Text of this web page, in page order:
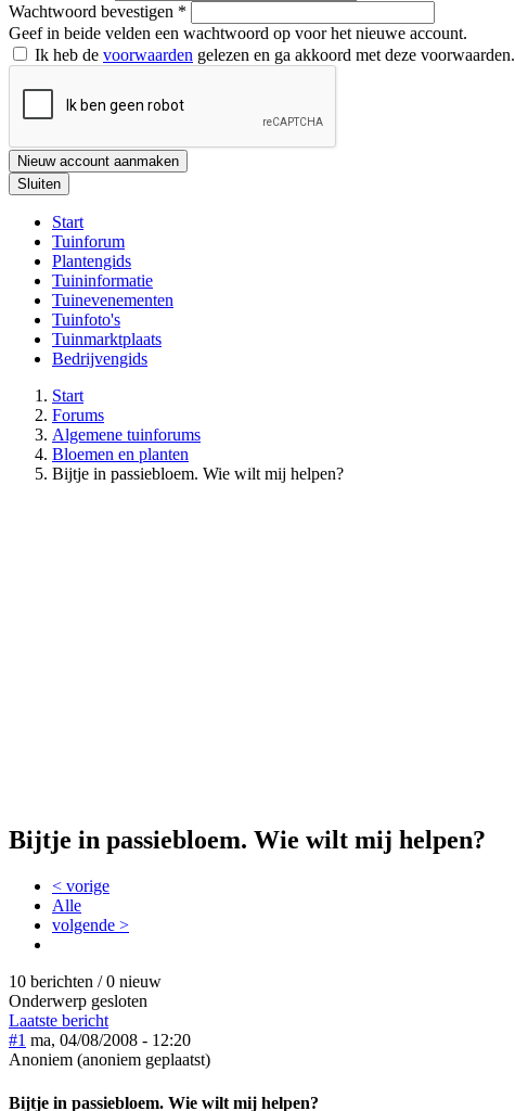
Wachtwoord bevestigen *
Geef in beide velden een wachtwoord op voor het nieuwe account.
Ik heb de voorwaarden gelezen en ga akkoord met deze voorwaarden.
Nieuw account aanmaken
Sluiten
Start
Tuinforum
Plantengids
Tuininformatie
Tuinevenementen
Tuinfoto's
Tuinmarktplaats
Bedrijvengids
Start
Forums
Algemene tuinforums
Bloemen en planten
Bijtje in passiebloem. Wie wilt mij helpen?
Bijtje in passiebloem. Wie wilt mij helpen?
< vorige
Alle
volgende >
10 berichten / 0 nieuw
Onderwerp gesloten
Laatste bericht
#1 ma, 04/08/2008 - 12:20
Anoniem (anoniem geplaatst)
Bijtje in passiebloem. Wie wilt mij helpen?